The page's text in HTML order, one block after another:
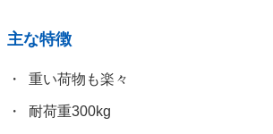
主な特徴
重い荷物も楽々
耐荷重300kg